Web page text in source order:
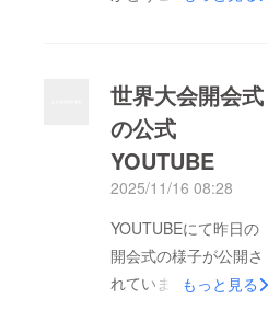
し・解散したことをご
報告差し上げます。ま
た、日本代表チームと
して参加した競技結果
2位通過、決勝トーナ
メント初戦敗退 ベス
ト16という結果となり
世界大会開会式
の公式
YOUTUBE
2025/11/16 08:28
YOUTUBEにて昨日の
開会式の様子が公開さ
れています。本日より
もっと見る